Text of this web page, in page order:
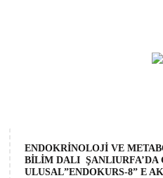
ENDOKRİNOLOJİ VE
BİLİM DALI ŞANLIURFA’DA
ULUSAL”ENDOKURS-8” E